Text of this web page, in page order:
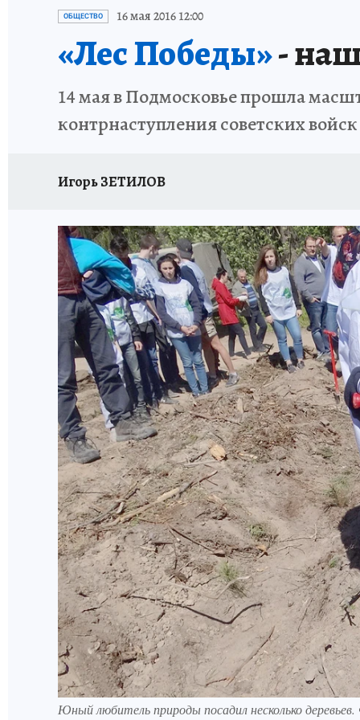
ИСПЫТАНО НА СЕБЕ
ОБЩЕСТВО 16 мая 2016 12:00
«Лес Победы»-
14 мая в Подмосковье прошла
контрнаступления советских
Игорь ЗЕТИЛОВ
Юный любитель природы посадил несколько